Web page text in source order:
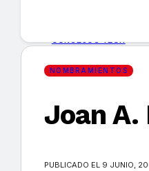
MERCADOS Y
NOMBRAMIENTOS
Joan A.
PUBLICADO EL 9 JUNIO,